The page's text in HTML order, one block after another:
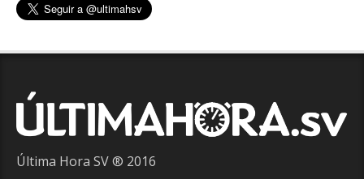
Última Hora SV ® 2016